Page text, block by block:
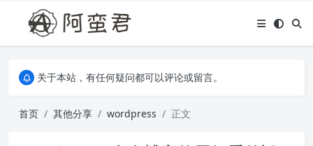
关于本站，有任何疑问都可以评论或留言。
关于本站，有任何疑问都可以评论或留言。
首页
其他分享 wordpress 正文